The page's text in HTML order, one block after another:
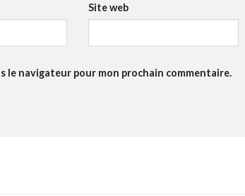
Site web
le navigateur pour mon prochain commentaire.